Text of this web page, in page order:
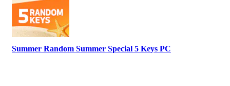
Summer Random Summer Special 5 Keys PC